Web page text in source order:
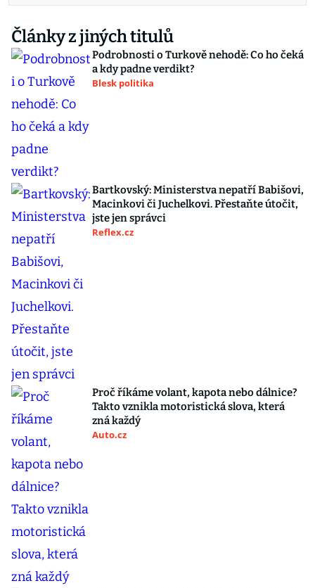
Články z jiných titulů
Podrobnosti o Turkově nehodě: Co ho čeká
a kdy padne verdikt?
Blesk politika
Bartkovský: Ministerstva nepatří Babišovi,
Macinkovi či Juchelkovi. Přestaňte útočit,
jste jen správci
Reflex.cz
Proč říkáme volant, kapota nebo dálnice?
Takto vznikla motoristická slova, která
zná každý
Auto.cz